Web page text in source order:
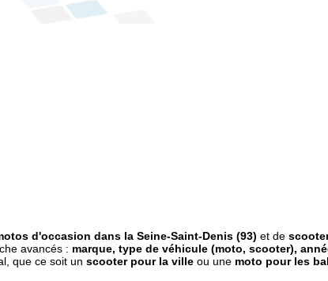
d'occasion dans la Seine-Saint-Denis (93) et de
avancés : marque, type de véhicule (moto, scooter),
que ce soit un scooter pour la ville ou une moto pour les